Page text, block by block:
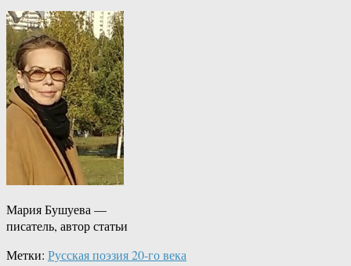
Мария Бушуева —
писатель, автор статьи
Метки: Русская поэзия 20-го века